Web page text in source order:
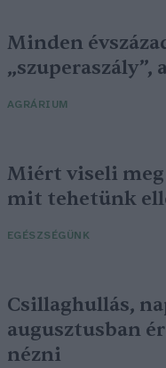
Minden
„szuperaszály”,
AGRÁRIUM
Miért viseli meg
mit tehetünk
EGÉSZSÉGÜNK
Csillaghullás,
augusztusban
nézni